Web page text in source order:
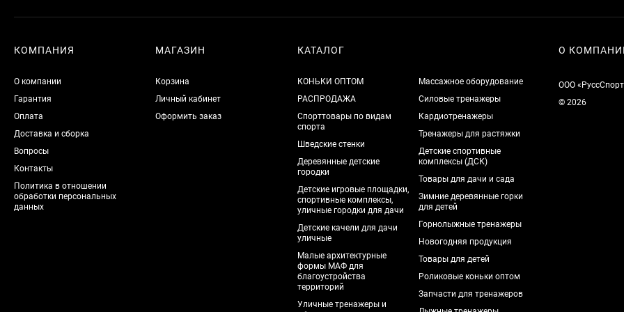
КОМПАНИЯ
О компании
Гарантия
Оплата
Доставка и сборка
Вопросы
Контакты
Политика в отношении
обработки персональных
данных
МАГАЗИН
Корзина
Личный кабинет
Оформить заказ
КАТАЛОГ
КОНЬКИ ОПТОМ
РАСПРОДАЖА
Спорттовары по видам
спорта
Шведские стенки
Деревянные детские
городки
Детские игровые площадки,
спортивные комплексы,
уличные городки для дачи
Детские качели для дачи
уличные
Малые архитектурные
формы МАФ для
благоустройства
территорий
Уличные тренажеры и
Массажное оборудование
Силовые тренажеры
Кардиотренажеры
Тренажеры для растяжки
Детские спортивные
комплексы (ДСК)
Товары для дачи и сада
Зимние деревянные горки
для детей
Горнолыжные тренажеры
Новогодняя продукция
Товары для детей
Роликовые коньки оптом
Запчасти для тренажеров
О
ООО
© 2026